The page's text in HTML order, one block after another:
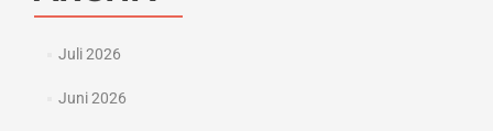
Juli 2026
Juni 2026